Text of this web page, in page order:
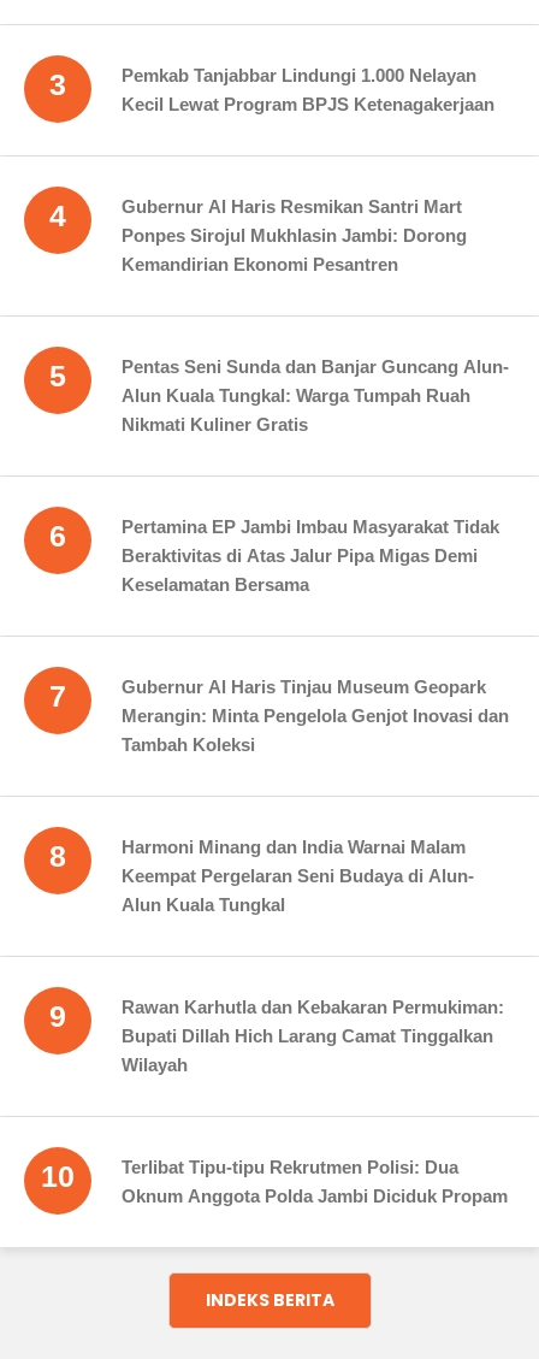
3
Pemkab Tanjabbar Lindungi 1.000 Nelayan
Kecil Lewat Program BPJS Ketenagakerjaan
4
Gubernur Al Haris Resmikan Santri Mart
Ponpes Sirojul Mukhlasin Jambi: Dorong
Kemandirian Ekonomi Pesantren
5
Pentas Seni Sunda dan Banjar Guncang Alun-
Alun Kuala Tungkal: Warga Tumpah Ruah
Nikmati Kuliner Gratis
6
Pertamina EP Jambi Imbau Masyarakat Tidak
Beraktivitas di Atas Jalur Pipa Migas Demi
Keselamatan Bersama
7
Gubernur Al Haris Tinjau Museum Geopark
Merangin: Minta Pengelola Genjot Inovasi dan
Tambah Koleksi
8
Harmoni Minang dan India Warnai Malam
Keempat Pergelaran Seni Budaya di Alun-
Alun Kuala Tungkal
9
Rawan Karhutla dan Kebakaran Permukiman:
Bupati Dillah Hich Larang Camat Tinggalkan
Wilayah
10
Terlibat Tipu-tipu Rekrutmen Polisi: Dua
Oknum Anggota Polda Jambi Diciduk Propam
INDEKS BERITA